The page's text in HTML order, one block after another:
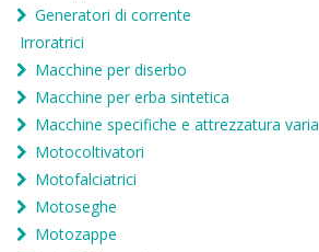
Generatori di corrente
Irroratrici
Macchine per diserbo
Macchine per erba sintetica
Macchine specifiche e attrezzatura varia
Motocoltivatori
Motofalciatrici
Motoseghe
Motozappe